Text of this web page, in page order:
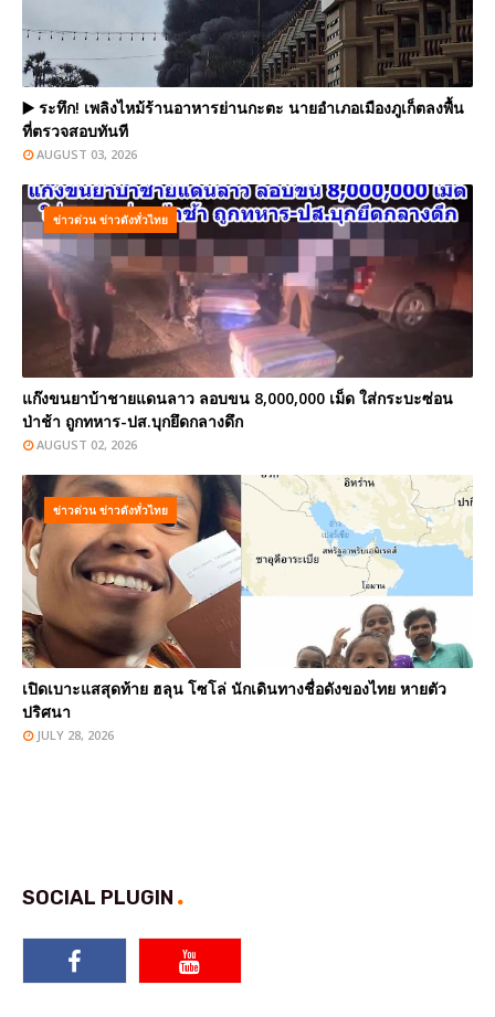
▶️ ระทึก! เพลิงไหม้ร้านอาหารย่านกะตะ นายอำเภอเมืองภูเก็ตลงพื้น
ที่ตรวจสอบทันที
AUGUST 03, 2026
ข่าวด่วน ข่าวดังทั่วไทย
แก๊งขนยาบ้าชายแดนลาว ลอบขน 8,000,000 เม็ด ใส่กระบะซ่อน
ป่าช้า ถูกทหาร-ปส.บุกยึดกลางดึก
AUGUST 02, 2026
ข่าวด่วน ข่าวดังทั่วไทย
เปิดเบาะแสสุดท้าย ฮลุน โซโล่ นักเดินทางชื่อดังของไทย หายตัว
ปริศนา
JULY 28, 2026
SOCIAL PLUGIN